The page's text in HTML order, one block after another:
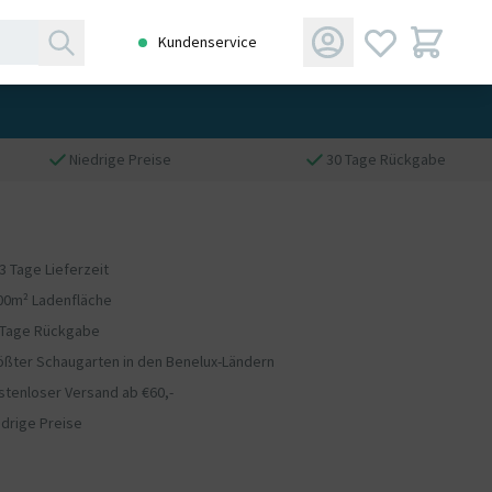
Kundenservice
Niedrige Preise 30 Tage Rückgabe
Tage Lieferzeit
Ladenfläche
Rückgabe
Schaugarten in den Benelux-Ländern
Versand ab €60,-
Preise